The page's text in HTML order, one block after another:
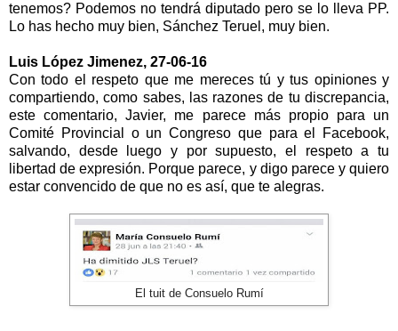
tenemos? Podemos no tendrá diputado pero se lo lleva PP.
Lo has hecho muy bien, Sánchez Teruel, muy bien.
Luis López Jimenez, 27-06-16
Con todo el respeto que me mereces tú y tus opiniones y
compartiendo, como sabes, las razones de tu discrepancia,
este comentario, Javier, me parece más propio para un
Comité Provincial o un Congreso que para el Facebook,
salvando, desde luego y por supuesto, el respeto a tu
libertad de expresión. Porque parece, y digo parece y quiero
estar convencido de que no es así, que te alegras.
El tuit de Consuelo Rumí